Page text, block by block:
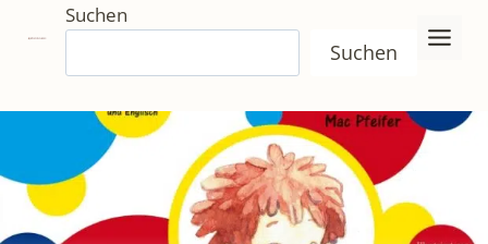
Inhalt
springen
Suchen
Suchen